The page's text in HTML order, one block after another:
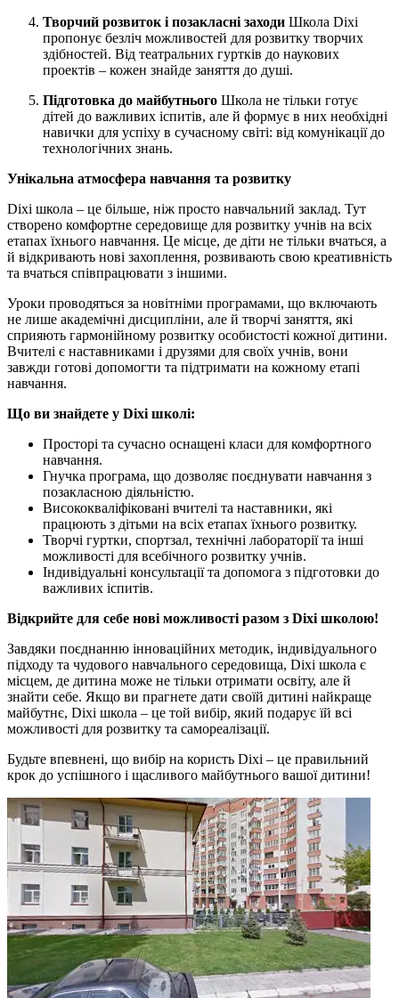
Творчий розвиток і позакласні заходи Школа Dixi
пропонує безліч можливостей для розвитку творчих
здібностей. Від театральних гуртків до наукових
проектів – кожен знайде заняття до душі.
Підготовка до майбутнього Школа не тільки готує
дітей до важливих іспитів, але й формує в них необхідні
навички для успіху в сучасному світі: від комунікації до
технологічних знань.
Унікальна атмосфера навчання та розвитку
Dixi школа – це більше, ніж просто навчальний заклад. Тут
створено комфортне середовище для розвитку учнів на всіх
етапах їхнього навчання. Це місце, де діти не тільки вчаться, а
й відкривають нові захоплення, розвивають свою креативність
та вчаться співпрацювати з іншими.
Уроки проводяться за новітніми програмами, що включають
не лише академічні дисципліни, але й творчі заняття, які
сприяють гармонійному розвитку особистості кожної дитини.
Вчителі є наставниками і друзями для своїх учнів, вони
завжди готові допомогти та підтримати на кожному етапі
навчання.
Що ви знайдете у Dixi школі:
Просторі та сучасно оснащені класи для комфортного
навчання.
Гнучка програма, що дозволяє поєднувати навчання з
позакласною діяльністю.
Висококваліфіковані вчителі та наставники, які
працюють з дітьми на всіх етапах їхнього розвитку.
Творчі гуртки, спортзал, технічні лабораторії та інші
можливості для всебічного розвитку учнів.
Індивідуальні консультації та допомога з підготовки до
важливих іспитів.
Відкрийте для себе нові можливості разом з Dixi школою!
Завдяки поєднанню інноваційних методик, індивідуального
підходу та чудового навчального середовища, Dixi школа є
місцем, де дитина може не тільки отримати освіту, але й
знайти себе. Якщо ви прагнете дати своїй дитині найкраще
майбутнє, Dixi школа – це той вибір, який подарує їй всі
можливості для розвитку та самореалізації.
Будьте впевнені, що вибір на користь Dixi – це правильний
крок до успішного і щасливого майбутнього вашої дитини!